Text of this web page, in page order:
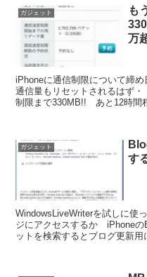
ガジェット
も
万
iPhoneに通信制限について締
通信量もリセットされるはず
制限まで330MB!! あと12時間
ガジェット
す
WindowsLiveWriterを試しに使
ジにアクセスするか iPhoneの
ットを検索するとブログ更新